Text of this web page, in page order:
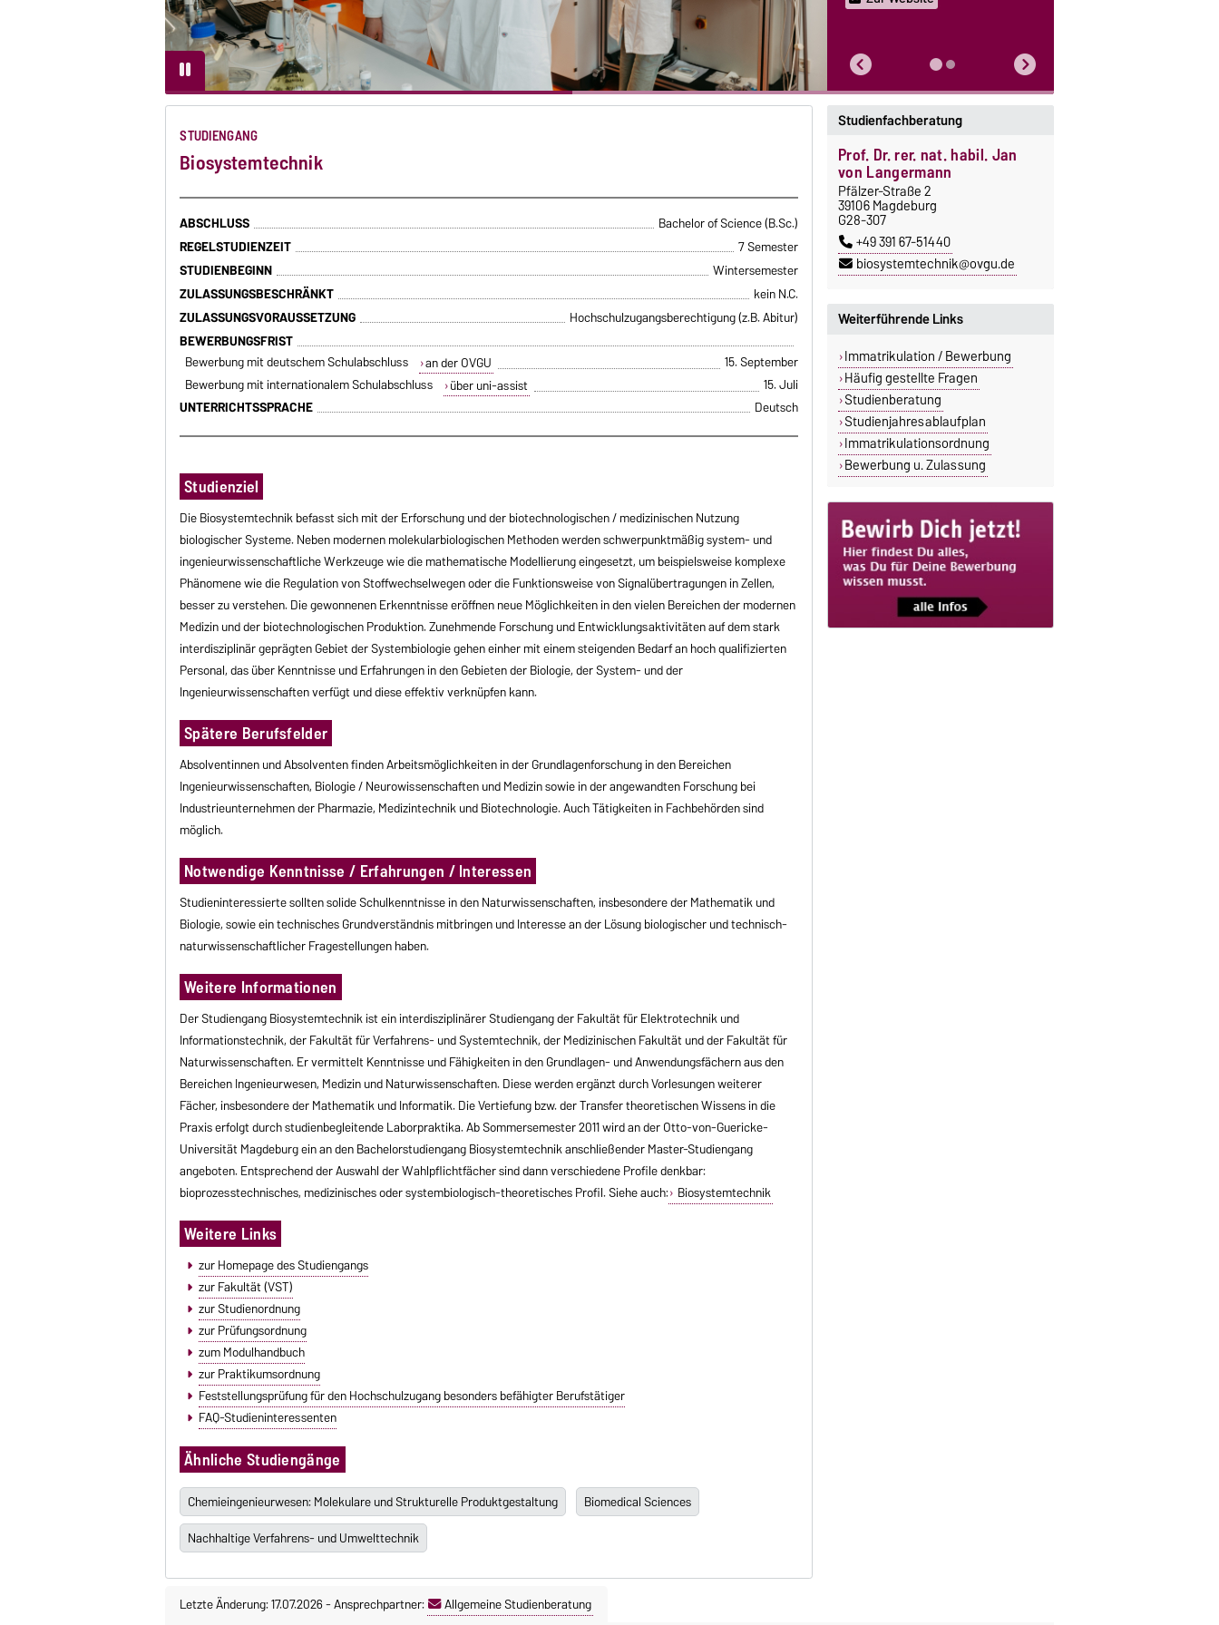
STUDIENGANG
Biosystemtechnik
ABSCHLUSS
Bachelor of Science (B.Sc.)
REGELSTUDIENZEIT
7 Semester
STUDIENBEGINN
Wintersemester
ZULASSUNGSBESCHRÄNKT
kein N.C.
ZULASSUNGSVORAUSSETZUNG
Hochschulzugangsberechtigung (z.B. Abitur)
BEWERBUNGSFRIST
Bewerbung mit deutschem Schulabschluss
an der OVGU
15. September
Bewerbung mit internationalem Schulabschluss
über uni-assist
15. Juli
UNTERRICHTSSPRACHE
Deutsch
Studienziel
Die Biosystemtechnik befasst sich mit der Erforschung und der biotechnologischen / medizinischen Nutzung
biologischer Systeme. Neben modernen molekularbiologischen Methoden werden schwerpunktmäßig system- und
ingenieurwissenschaftliche Werkzeuge wie die mathematische Modellierung eingesetzt, um beispielsweise komplexe
Phänomene wie die Regulation von Stoffwechselwegen oder die Funktionsweise von Signalübertragungen in Zellen,
besser zu verstehen. Die gewonnenen Erkenntnisse eröffnen neue Möglichkeiten in den vielen Bereichen der modernen
Medizin und der biotechnologischen Produktion. Zunehmende Forschung und Entwicklungsaktivitäten auf dem stark
interdisziplinär geprägten Gebiet der Systembiologie gehen einher mit einem steigenden Bedarf an hoch qualifizierten
Personal, das über Kenntnisse und Erfahrungen in den Gebieten der Biologie, der System- und der
Ingenieurwissenschaften verfügt und diese effektiv verknüpfen kann.
Spätere Berufsfelder
Absolventinnen und Absolventen finden Arbeitsmöglichkeiten in der Grundlagenforschung in den Bereichen
Ingenieurwissenschaften, Biologie / Neurowissenschaften und Medizin sowie in der angewandten Forschung bei
Industrieunternehmen der Pharmazie, Medizintechnik und Biotechnologie. Auch Tätigkeiten in Fachbehörden sind
möglich.
Notwendige Kenntnisse / Erfahrungen / Interessen
Studieninteressierte sollten solide Schulkenntnisse in den Naturwissenschaften, insbesondere der Mathematik und
Biologie, sowie ein technisches Grundverständnis mitbringen und Interesse an der Lösung biologischer und technisch-
naturwissenschaftlicher Fragestellungen haben.
Weitere Informationen
Der Studiengang Biosystemtechnik ist ein interdisziplinärer Studiengang der Fakultät für Elektrotechnik und
Informationstechnik, der Fakultät für Verfahrens- und Systemtechnik, der Medizinischen Fakultät und der Fakultät für
Naturwissenschaften. Er vermittelt Kenntnisse und Fähigkeiten in den Grundlagen- und Anwendungsfächern aus den
Bereichen Ingenieurwesen, Medizin und Naturwissenschaften. Diese werden ergänzt durch Vorlesungen weiterer
Fächer, insbesondere der Mathematik und Informatik. Die Vertiefung bzw. der Transfer theoretischen Wissens in die
Praxis erfolgt durch studienbegleitende Laborpraktika. Ab Sommersemester 2011 wird an der Otto-von-Guericke-
Universität Magdeburg ein an den Bachelorstudiengang Biosystemtechnik anschließender Master-Studiengang
angeboten. Entsprechend der Auswahl der Wahlpflichtfächer sind dann verschiedene Profile denkbar:
bioprozesstechnisches, medizinisches oder systembiologisch-theoretisches Profil. Siehe auch: Biosystemtechnik
Weitere Links
zur Homepage des Studiengangs
zur Fakultät (VST)
zur Studienordnung
zur Prüfungsordnung
zum Modulhandbuch
zur Praktikumsordnung
Feststellungsprüfung für den Hochschulzugang besonders befähigter Berufstätiger
FAQ-Studieninteressenten
Ähnliche Studiengänge
Chemieingenieurwesen: Molekulare und Strukturelle Produktgestaltung
Biomedical Sciences
Nachhaltige Verfahrens- und Umwelttechnik
Weiterführende Links
Immatrikulation / Bewerbung
Häufig gestellte Fragen
Studienberatung
Studienjahresablaufplan
Immatrikulationsordnung
Bewerbung u. Zulassung
Studienfachberatung
Prof. Dr. rer. nat. habil. Jan
von Langermann
Pfälzer-Straße 2
39106 Magdeburg
G28-307
+49 391 67-51440
biosystemtechnik@ovgu.de
Letzte Änderung: 17.07.2026-Ansprechpartner: Allgemeine Studienberatung